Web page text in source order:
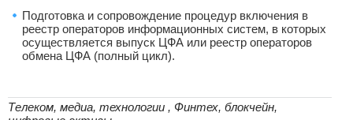
Подготовка и сопровождение процедур включения в
реестр операторов информационных систем, в которых
осуществляется выпуск ЦФА или реестр операторов
обмена ЦФА (полный цикл).
Телеком, медиа, технологии , Финтех, блокчейн,